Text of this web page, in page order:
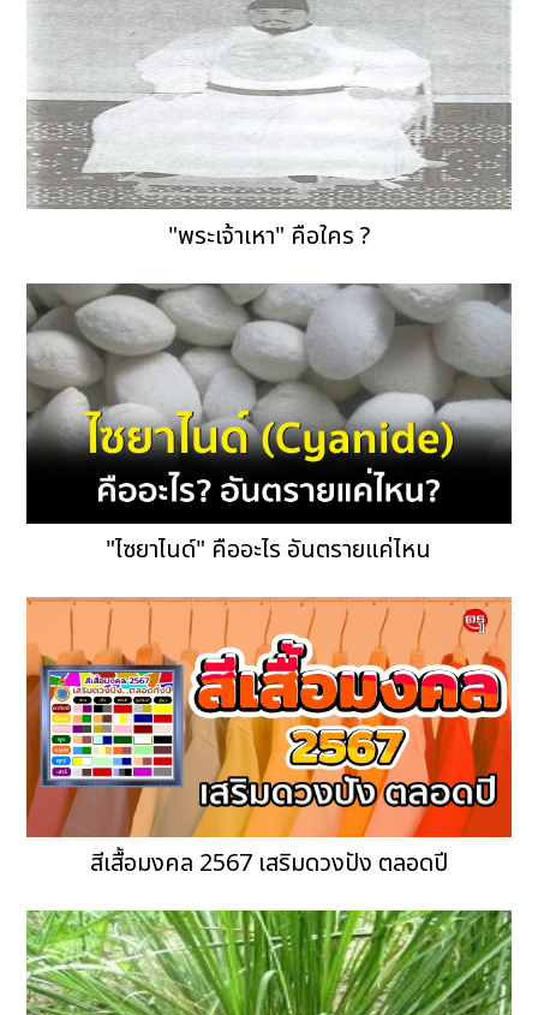
"พระเจ้าเหา" คือใคร ?
"ไซยาไนด์" คืออะไร อันตรายแค่ไหน
สีเสื้อมงคล 2567 เสริมดวงปัง ตลอดปี